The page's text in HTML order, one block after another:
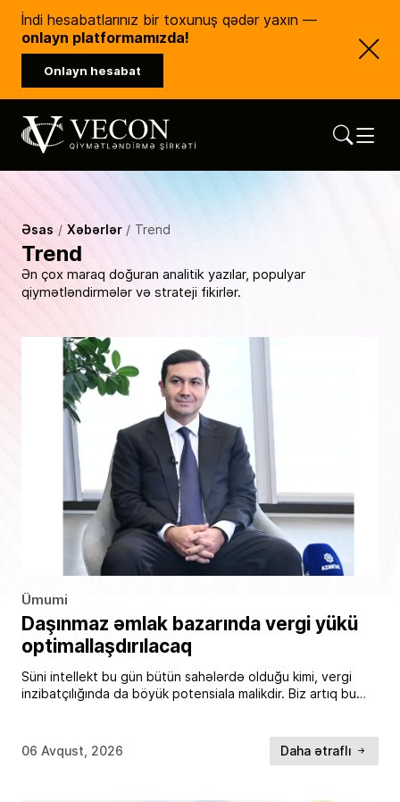
İndi hesabatlarınız bir toxunuş qədər yaxın —
onlayn platformamızda!
Onlayn hesabat
Vecon Consulting
Əsas Xəbərlər Trend
Trend
Ən çox maraq doğuran analitik yazılar, populyar
qiymətləndirmələr və strateji fikirlər.
Ümumi
Daşınmaz əmlak bazarında vergi yükü
optimallaşdırılacaq
Süni intellekt bu gün bütün sahələrdə olduğu kimi, vergi
inzibatçılığında da böyük potensiala malikdir. Biz artıq bu
06 Avqust, 2026
Daha ətraflı